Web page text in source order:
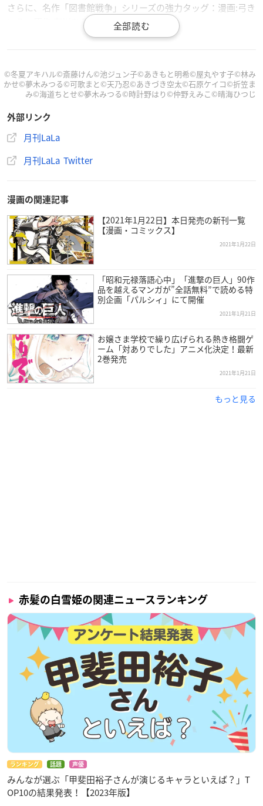
さらに、名作「図書館戦争」シリーズの強力タッグ：漫画:弓き
いろ×原作:有川ひろの新作情報も！
そのほか、極妻（風）JK・勇のもとにチンピラ家政夫がやって
はじめ、冬夏アキハル「転生悪女の黒歴史」、斎藤けん「天堂
家物語」、池ジュン子「末永くよろしくお願いします」、あき
長」、林みかせ「マリッジパープル」、夢木みつる「この凶愛
バックナンバーが安くなってる今、最新話まで追いつくチャン
スです♪
フェア概要
版コミックスフェア
【対象作品】
「赤髪の白雪姫」「偽りのフレイヤ」「ミントチョコレート」
」「劉備徳子は静かに暮らしたい」
©冬夏アキハル©斎藤けん©池ジュン子©あきもと明希©屋丸やす子©林み
かせ©夢木みつる©可歌まと©天乃忍©あきづき空太©石原ケイコ©折笠ま
み©海道ちとせ©夢木みつる©時計野はり©仲野えみこ©晴海ひつじ
外部リンク
月刊LaLa
月刊LaLa Twitter
漫画の関連記事
【2021年1月22日】本日発売の新刊一覧
【漫画・コミックス】
2021年1月22日
「昭和元禄落語心中」「進撃の巨人」90作
品を越えるマンガが”全話無料”で読める特
別企画「パルシィ」にて開催
2021年1月21日
お嬢さま学校で繰り広げられる熱き格闘ゲ
ーム「対ありでした」アニメ化決定！最新
2巻発売
2021年1月21日
もっと見る
赤髪の白雪姫の関連ニュースランキング
ランキング 話題 声優
みんなが選ぶ「甲斐田裕子さんが演じるキャラといえば？」T
OP10の結果発表！【2023年版】